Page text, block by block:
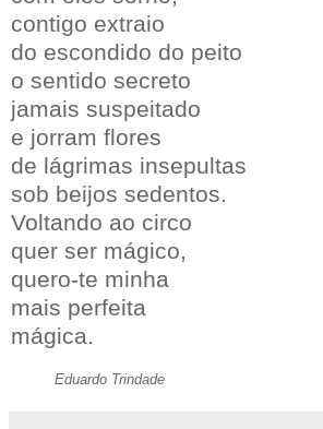
contigo extraio
do escondido do peito
o sentido secreto
jamais suspeitado
e jorram flores
de lágrimas insepultas
sob beijos sedentos.
Voltando ao circo
quer ser mágico,
quero-te minha
mais perfeita
mágica.
Eduardo Trindade